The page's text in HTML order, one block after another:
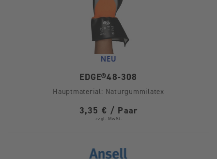
EDGE®48-308
Hauptmaterial: Naturgummilatex
3,35 € / Paar
zzgl. MwSt.